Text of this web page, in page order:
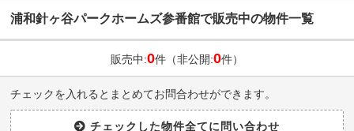
浦和針ヶ谷パークホームズ参番館で販売中の物件一覧
販売中:0件（非公開:0件）
チェックを入れるとまとめてお問合わせができます。